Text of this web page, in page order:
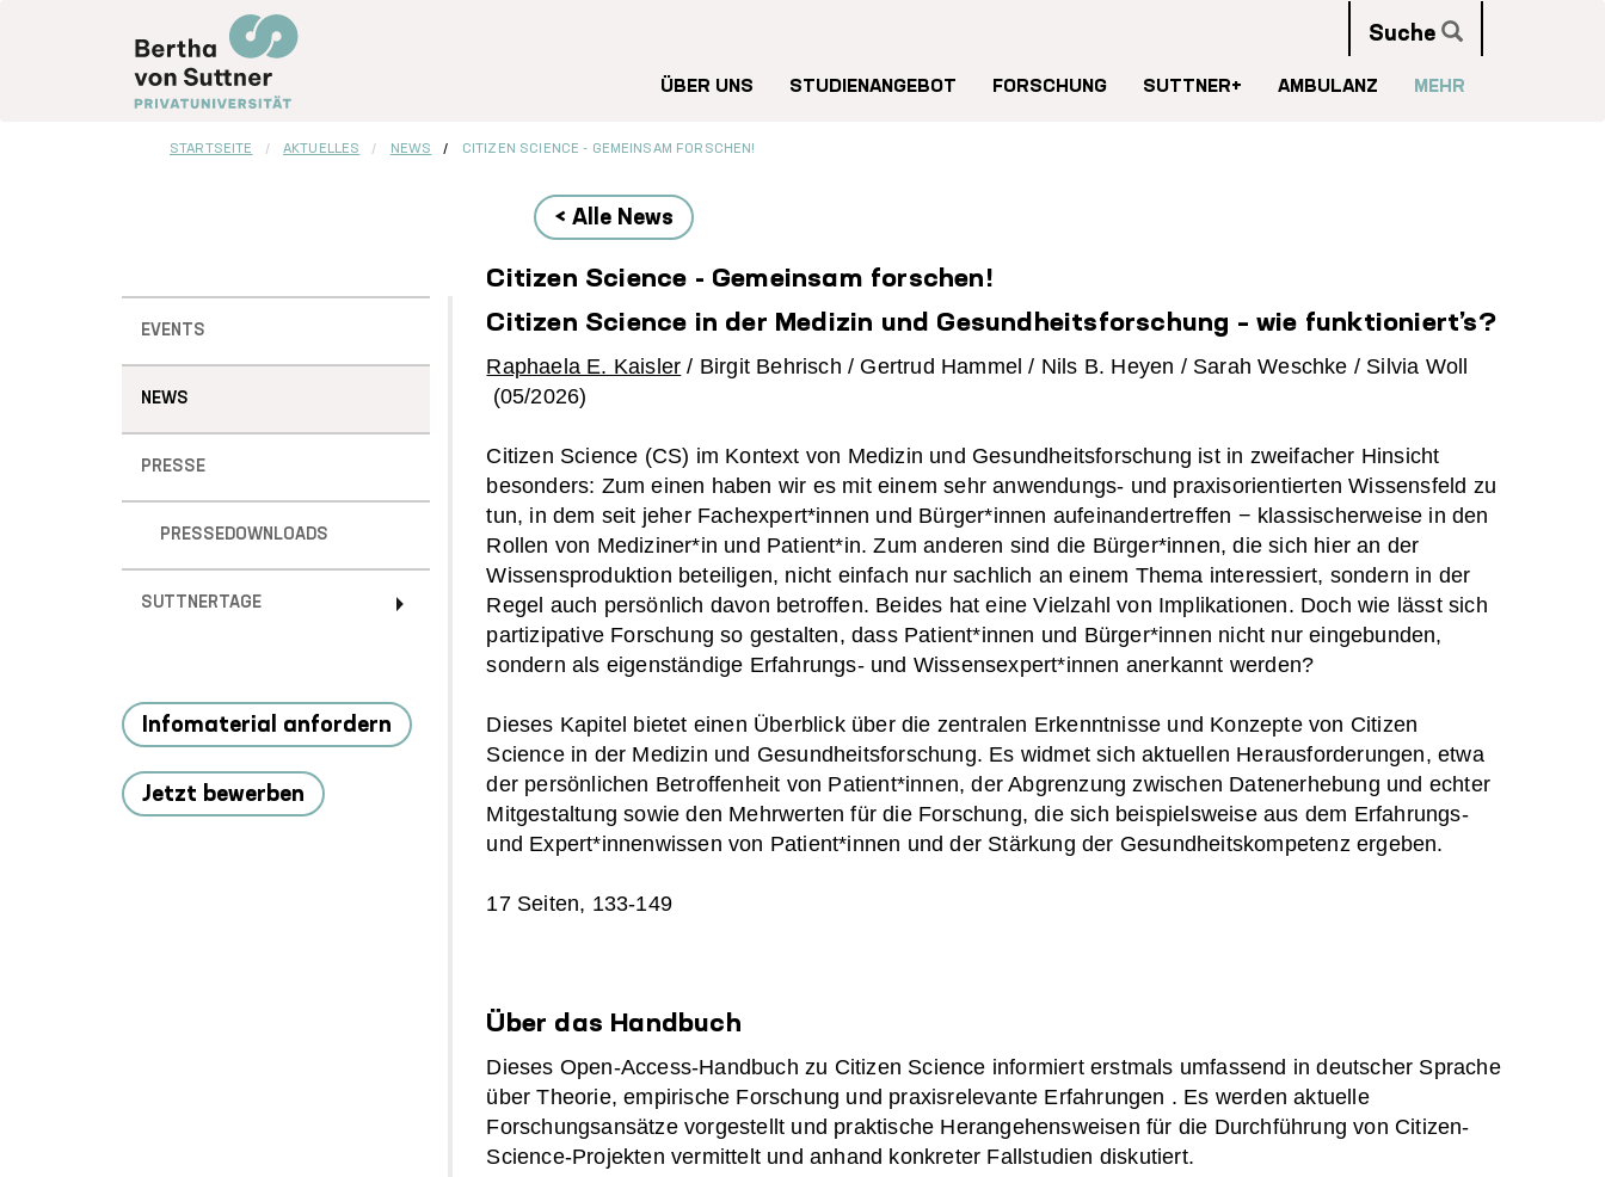
Hauptnavigation
ÜBER UNS STUDIENANGEBOT FORSCHUNG SUTTNER+ AMBULANZ MEHR
Suche
STARTSEITE AKTUELLES NEWS CITIZEN SCIENCE - GEMEINSAM FORSCHEN!
EVENTS
NEWS
PRESSE
PRESSEDOWNLOADS
SUTTNERTAGE
Infomaterial anfordern
Jetzt bewerben
< Alle News
Citizen Science - Gemeinsam forschen!
Citizen Science in der Medizin und Gesundheitsforschung – wie funktioniert’s?
Raphaela E. Kaisler / Birgit Behrisch / Gertrud Hammel / Nils B. Heyen / Sarah Weschke / Silvia Woll
(05/2026)
Citizen Science (CS) im Kontext von Medizin und Gesundheitsforschung ist in zweifacher Hinsicht
besonders: Zum einen haben wir es mit einem sehr anwendungs- und praxisorientierten Wissensfeld zu
tun, in dem seit jeher Fachexpert*innen und Bürger*innen aufeinandertreffen − klassischerweise in den
Rollen von Mediziner*in und Patient*in. Zum anderen sind die Bürger*innen, die sich hier an der
Wissensproduktion beteiligen, nicht einfach nur sachlich an einem Thema interessiert, sondern in der
Regel auch persönlich davon betroffen. Beides hat eine Vielzahl von Implikationen. Doch wie lässt sich
partizipative Forschung so gestalten, dass Patient*innen und Bürger*innen nicht nur eingebunden,
sondern als eigenständige Erfahrungs- und Wissensexpert*innen anerkannt werden?
Dieses Kapitel bietet einen Überblick über die zentralen Erkenntnisse und Konzepte von Citizen
Science in der Medizin und Gesundheitsforschung. Es widmet sich aktuellen Herausforderungen, etwa
der persönlichen Betroffenheit von Patient*innen, der Abgrenzung zwischen Datenerhebung und echter
Mitgestaltung sowie den Mehrwerten für die Forschung, die sich beispielsweise aus dem Erfahrungs-
und Expert*innenwissen von Patient*innen und der Stärkung der Gesundheitskompetenz ergeben.
17 Seiten, 133-149
Über das Handbuch
Dieses Open-Access-Handbuch zu Citizen Science informiert erstmals umfassend in deutscher Sprache
über Theorie, empirische Forschung und praxisrelevante Erfahrungen . Es werden aktuelle
Forschungsansätze vorgestellt und praktische Herangehensweisen für die Durchführung von Citizen-
Science-Projekten vermittelt und anhand konkreter Fallstudien diskutiert.